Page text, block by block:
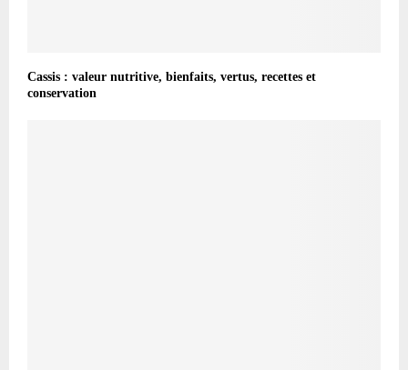
Cassis : valeur nutritive, bienfaits, vertus, recettes et
conservation